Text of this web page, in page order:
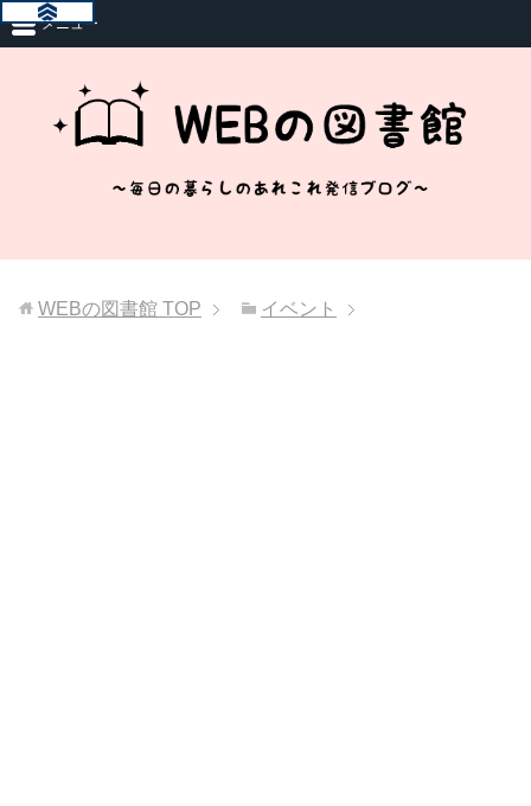
メニュー
WEBの図書館 TOP イベント